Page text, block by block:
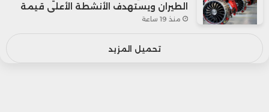
الطيران ويستهدف الأنشطة الأعلى قيمة
منذ 19 ساعة
تحميل المزيد